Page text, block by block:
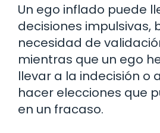
Un ego inflado puede
decisiones impulsivas,
necesidad de
mientras que un ego
llevar a la indecisión o
hacer elecciones que
en un fracaso.